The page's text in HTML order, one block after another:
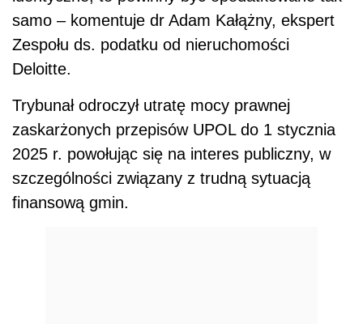
samo – komentuje dr Adam Kałążny, ekspert
Zespołu ds. podatku od nieruchomości
Deloitte.
Trybunał odroczył utratę mocy prawnej
zaskarżonych przepisów UPOL do 1 stycznia
2025 r. powołując się na interes publiczny, w
szczególności związany z trudną sytuacją
finansową gmin.